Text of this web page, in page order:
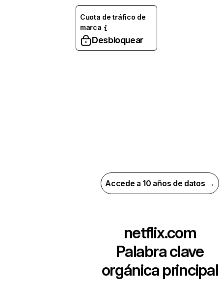
Cuota de tráfico de
marca
Desbloquear
Accede a 10 años de datos →
netflix.com
Palabra clave
orgánica principal